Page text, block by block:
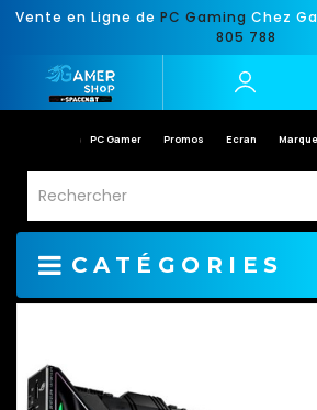
Vente en Ligne de PC Gaming Chez
805 788
PC Gamer Promos Ecran Marque
CATÉGORIES